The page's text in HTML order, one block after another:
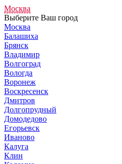
Москва
Выберите Ваш город
Москва
Балашиха
Брянск
Владимир
Волгоград
Вологда
Воронеж
Воскресенск
Дмитров
Долгопрудный
Домодедово
Егорьевск
Иваново
Калуга
Клин